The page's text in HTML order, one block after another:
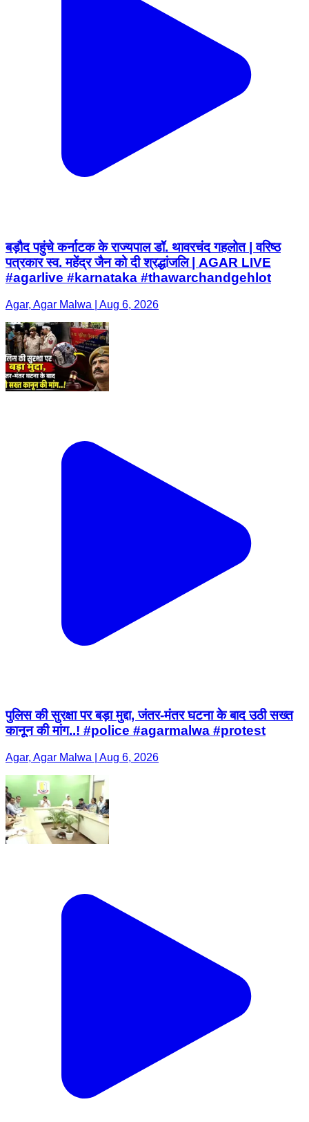
बड़ौद पहुंचे कर्नाटक के राज्यपाल डॉ. थावरचंद गहलोत | वरिष्ठ
पत्रकार स्व. महेंद्र जैन को दी श्रद्धांजलि | AGAR LIVE
#agarlive #karnataka #thawarchandgehlot
Agar, Agar Malwa | Aug 6, 2026
पुलिस की सुरक्षा पर बड़ा मुद्दा, जंतर-मंतर घटना के बाद उठी सख्त
कानून की मांग..! #police #agarmalwa #protest
Agar, Agar Malwa | Aug 6, 2026